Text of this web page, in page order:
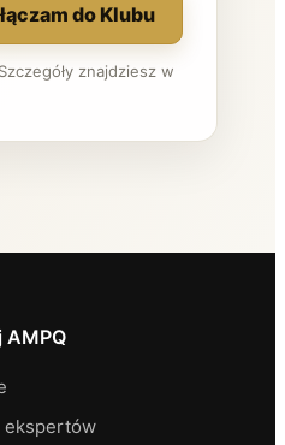
do Klubu
znajdziesz w
AMPQ
ekspertów